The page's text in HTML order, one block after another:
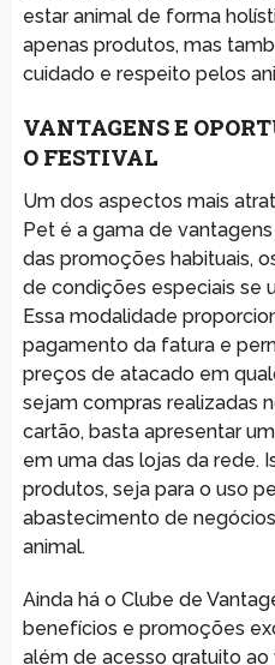
estar animal de forma
apenas produtos, mas
cuidado e respeito pelos
VANTAGENS E
O FESTIVAL
Um dos aspectos mais
Pet é a gama de
das promoções habituais,
de condições especiais se
Essa modalidade
pagamento da fatura e
preços de atacado em
sejam compras realizadas
cartão, basta apresentar
em uma das lojas da rede.
produtos, seja para o uso
abastecimento de
animal.
Ainda há o Clube de
benefícios e promoções
além de acesso gratuito